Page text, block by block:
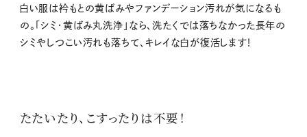
白い服は衿もとの黄ばみやファンデーション汚れが気になるも
の。「シミ・黄ばみ丸洗浄」なら、洗たくでは落ちなかった長年の
シミやしつこい汚れも落ちて、キレイな白が復活します！
たたいたり、こすったりは不要！